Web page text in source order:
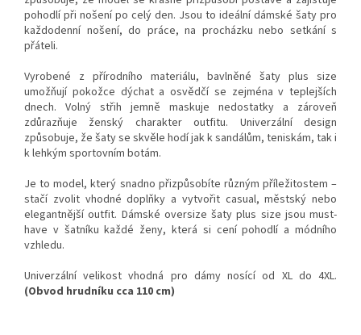
pohodlí při nošení po celý den. Jsou to ideální dámské šaty pro
každodenní nošení, do práce, na procházku nebo setkání s
přáteli.
Vyrobené z přírodního materiálu, bavlněné šaty plus size
umožňují pokožce dýchat a osvědčí se zejména v teplejších
dnech. Volný střih jemně maskuje nedostatky a zároveň
zdůrazňuje ženský charakter outfitu. Univerzální design
způsobuje, že šaty se skvěle hodí jak k sandálům, teniskám, tak i
k lehkým sportovním botám.
Je to model, který snadno přizpůsobíte různým příležitostem –
stačí zvolit vhodné doplňky a vytvořit casual, městský nebo
elegantnější outfit. Dámské oversize šaty plus size jsou must-
have v šatníku každé ženy, která si cení pohodlí a módního
vzhledu.
Univerzální velikost vhodná pro dámy nosící od XL do 4XL.
(Obvod hrudníku cca 110 cm)